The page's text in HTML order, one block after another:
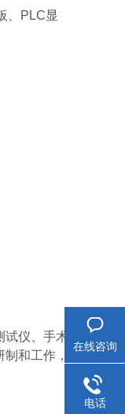
、PLC显
仪、手术
和工作，
在线咨询
电话